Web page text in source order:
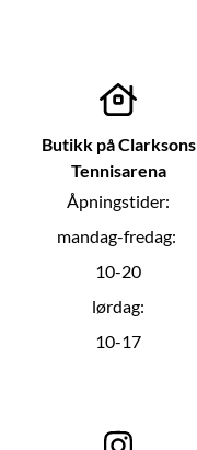
Butikk på Clarksons
Tennisarena
Åpningstider:
mandag-fredag:
10-20
lørdag:
10-17